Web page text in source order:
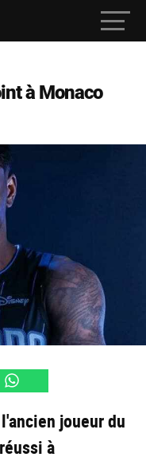
à Monaco
joueur du
à